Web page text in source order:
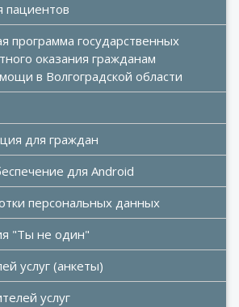
пациентов
программа государственных
оказания гражданам
в Волгоградской области
для граждан
для Android
персональных данных
"Ты не один"
услуг (анкеты)
услуг